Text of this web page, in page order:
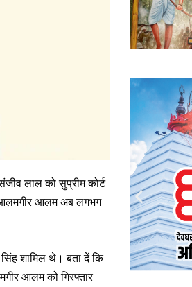
लाल को सुप्रीम कोर्ट
आलम अब लगभग
शामिल थे। बता दें कि
आलम को गिरफ्तार